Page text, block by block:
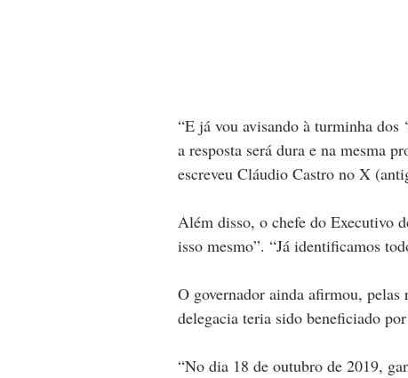
“E já vou avisando à turminha dos
a resposta será dura e na mesma
escreveu Cláudio Castro no X
Além disso, o chefe do Executivo
isso mesmo”. “Já identificamos
O governador ainda afirmou, pelas
delegacia teria sido beneficiado
“No dia 18 de outubro de 2019,